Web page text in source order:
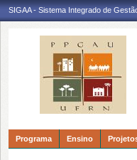
SIGAA - Sistema Integrado de
Programa Ensino